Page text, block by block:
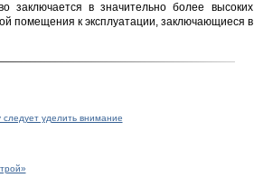
заключается в значительно более высоких
помещения к эксплуатации, заключающиеся в
уделить внимание